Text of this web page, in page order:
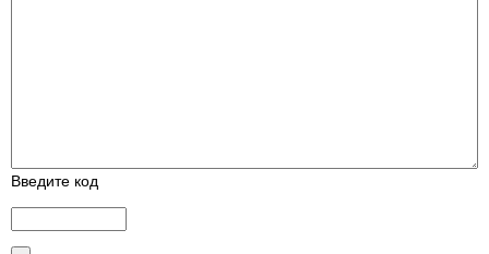
Введите код